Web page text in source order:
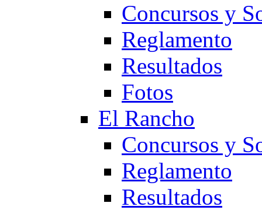
Concursos y
Reglamento
Resultados
Fotos
El Rancho
Concursos y
Reglamento
Resultados